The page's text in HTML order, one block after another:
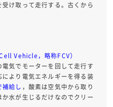
け取って走行する。古くから
Vehicle，略称FCV）
電気でモーターを回して走行す
より電気エネルギーを得る装
給し ，酸素は空気中から取り
水が生じるだけなのでクリー